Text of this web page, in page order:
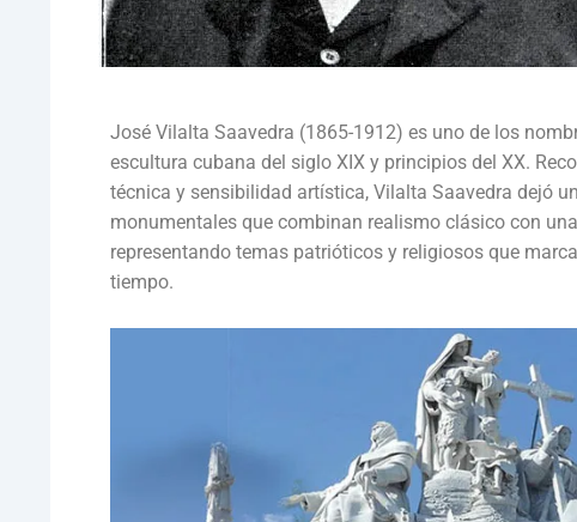
José Vilalta Saavedra (1865-1912) es uno de los
escultura cubana del siglo XIX y principios del XX.
técnica y sensibilidad artística, Vilalta Saavedra dejó
monumentales que combinan realismo clásico con
representando temas patrióticos y religiosos que
tiempo.